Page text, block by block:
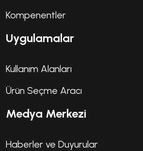
Kompenentler
Uygulamalar
Kullanım Alanları
Ürün Seçme Aracı
Medya Merkezi
Haberler ve Duyurular